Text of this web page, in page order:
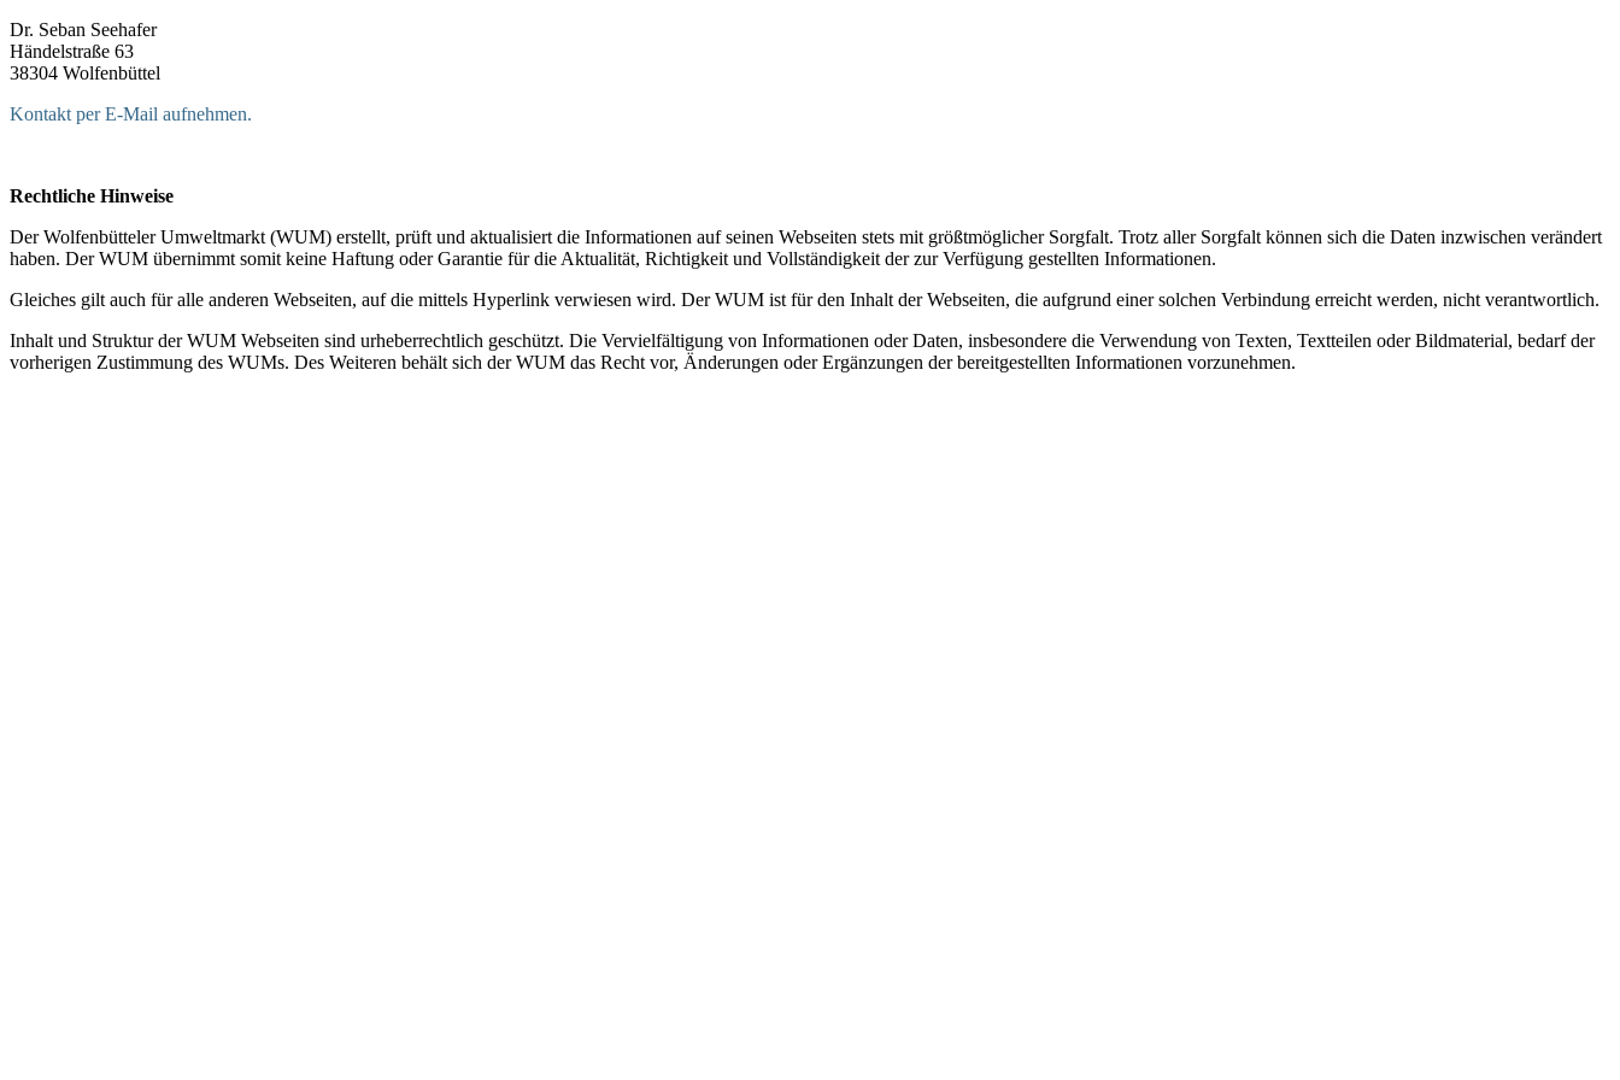
Dr. Seban Seehafer
Händelstraße 63
38304 Wolfenbüttel
Kontakt per E-Mail aufnehmen.
Rechtliche Hinweise
Der Wolfenbütteler Umweltmarkt (WUM) erstellt, prüft und aktualisiert die Informationen auf seinen Webseiten stets mit größtmöglicher Sorgfalt. Trotz aller Sorgfalt können sich die Daten inzwischen verändert
haben. Der WUM übernimmt somit keine Haftung oder Garantie für die Aktualität, Richtigkeit und Vollständigkeit der zur Verfügung gestellten Informationen.
Gleiches gilt auch für alle anderen Webseiten, auf die mittels Hyperlink verwiesen wird. Der WUM ist für den Inhalt der Webseiten, die aufgrund einer solchen Verbindung erreicht werden, nicht verantwortlich.
Inhalt und Struktur der WUM Webseiten sind urheberrechtlich geschützt. Die Vervielfältigung von Informationen oder Daten, insbesondere die Verwendung von Texten, Textteilen oder Bildmaterial, bedarf der
vorherigen Zustimmung des WUMs. Des Weiteren behält sich der WUM das Recht vor, Änderungen oder Ergänzungen der bereitgestellten Informationen vorzunehmen.